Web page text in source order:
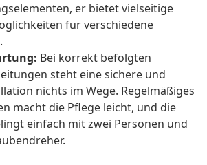
er bietet vielseitige
für verschiedene
Bei korrekt befolgten
steht eine sichere und
nichts im Wege. Regelmäßiges
macht die Pflege leicht, und die
einfach mit zwei Personen und